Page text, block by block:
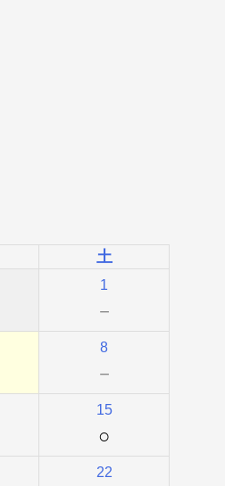
土
1
－
8
－
15
○
22